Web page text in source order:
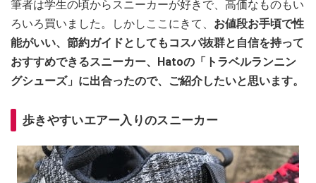
筆者は学生の頃からスニーカーが好きで、高価なものもい
ろいろ買いました。しかしここにきて、 お値段お手頃で性
能がいい、節約ガイドとしてもコスパ抜群と自信を持って
おすすめできるスニーカー、Hatoの「トラベルランニン
グシューズ」に出合ったので、ご紹介したいと思います。
歩きやすいエアー入りのスニーカー